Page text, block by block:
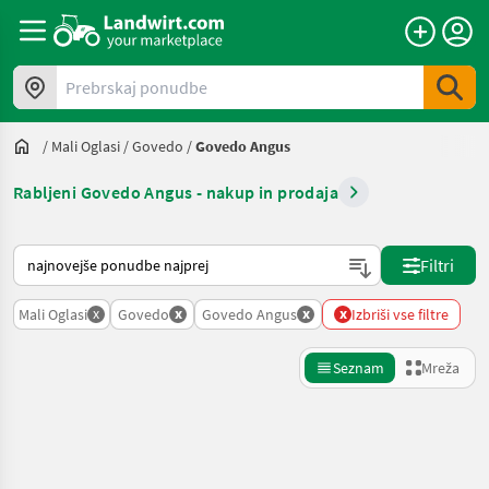
Prebrskaj ponudbe
/ Mali Oglasi /Govedo /Govedo Angus
Rabljeni Govedo Angus - nakup in prodaja
Tako je razvrščeno na Landwirt.com
Filtri
Mali Oglasi x Govedo x Govedo Angus x x Izbriši vse filtre
Seznam Mreža